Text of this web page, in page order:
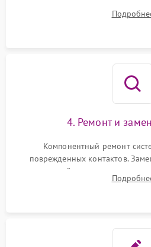
тестирование приводных
всасывания. Оценка состояния
4. Ремонт и
Компонентный ремонт
поврежденных контактов.
двигателей, изношенного
лидара или помпы подачи воды.